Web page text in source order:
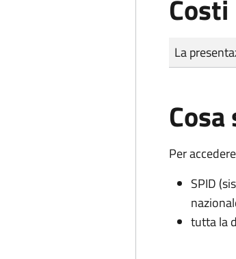
Costi
Tipo di
Importo
La
Per
SPID
tutta la